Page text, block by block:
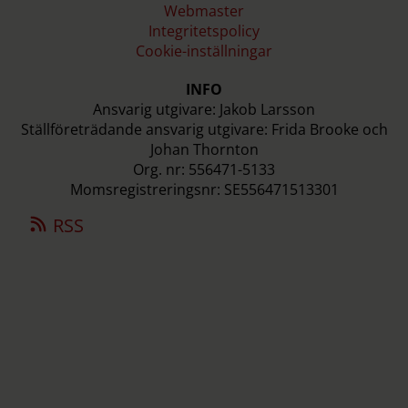
Webmaster
Integritetspolicy
Cookie-inställningar
INFO
Ansvarig utgivare: Jakob Larsson
Ställföreträdande ansvarig utgivare: Frida Brooke och
Johan Thornton
Org. nr: 556471-5133
Momsregistreringsnr: SE556471513301
RSS